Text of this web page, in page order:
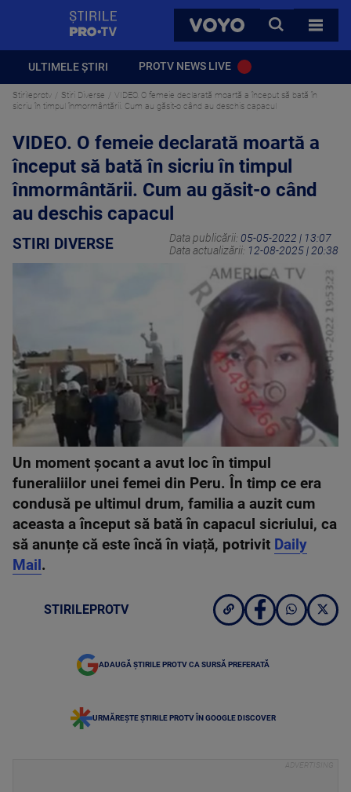
VOYO
CAUTA
TOATE
ULTIMELE ȘTIRI PROTV NEWS LIVE
Stirileprotv Stiri Diverse
VIDEO. O femeie declarată moartă a început să bată în
sicriu în timpul înmormântării. Cum au găsit-o când au deschis capacul
VIDEO. O femeie declarată moartă a
început să bată în sicriu în timpul
înmormântării. Cum au găsit-o când
au deschis capacul
STIRI DIVERSE Data publicării: 05-05-2022 | 13:07
Data actualizării: 12-08-2025 | 20:38
Un moment șocant a avut loc în timpul
funeraliilor unei femei din Peru. În timp ce era
condusă pe ultimul drum, familia a auzit cum
aceasta a început să bată în capacul sicriului, ca
să anunțe că este încă în viață, potrivit Daily
Mail .
STIRILEPROTV
ADAUGĂ ȘTIRILE PROTV CA SURSĂ PREFERATĂ
URMĂREȘTE ȘTIRILE PROTV ÎN GOOGLE DISCOVER